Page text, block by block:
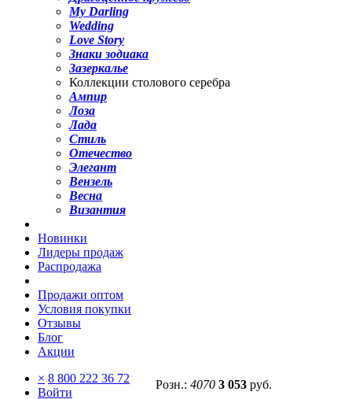
Розн.: 4070 3 053 руб.
My Darling
Wedding
Love Story
Знаки зодиака
Зазеркалье
Коллекции столового серебра
Ампир
Лоза
Лада
Стиль
Отечество
Элегант
Вензель
Весна
Византия
Новинки
Лидеры продаж
Распродажа
Продажи оптом
Условия покупки
Отзывы
Блог
Акции
× 8 800 222 36 72
Войти